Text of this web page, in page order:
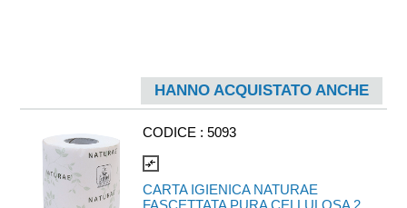
HANNO ACQUISTATO ANCHE
CODICE : 5093
compare_arrows
CARTA IGIENICA NATURAE